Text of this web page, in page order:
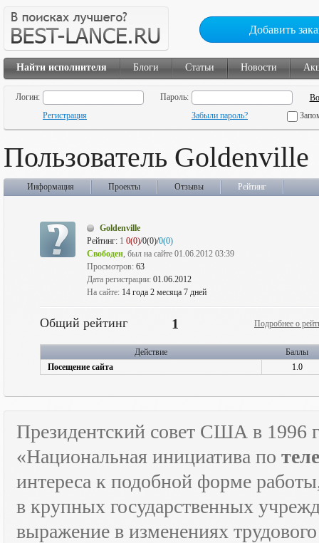
Добавить
Найти исполнителя Блоги Статьи Новости
Логин:
Пароль:
Регистрация
Забыли пароль?
Пользователь Goldenville
Информация Проекты Отзывы Рейтинг
Goldenville
Рейтинг: 1 0(0)/0(0)/0(0)
Свободен, был на сайте 01.06.2012 03:39
Просмотров: 63
Дата регистрации: 01.06.2012
На сайте: 14 года 2 месяца 7 дней
Общий рейтинг 1 Подробнее о
Действие
Баллы
Посещение сайта
1.0
Президентский совет США в 1996
«Национальная инициатива по
интереса к подобной форме
в крупных государственных
выражение в изменениях трудового